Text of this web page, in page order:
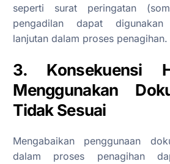
seperti surat peringatan
pengadilan dapat
lanjutan dalam proses penagihan.
3. Konsekuensi
Menggunakan
Tidak Sesuai
Mengabaikan penggunaan
dalam proses penagihan